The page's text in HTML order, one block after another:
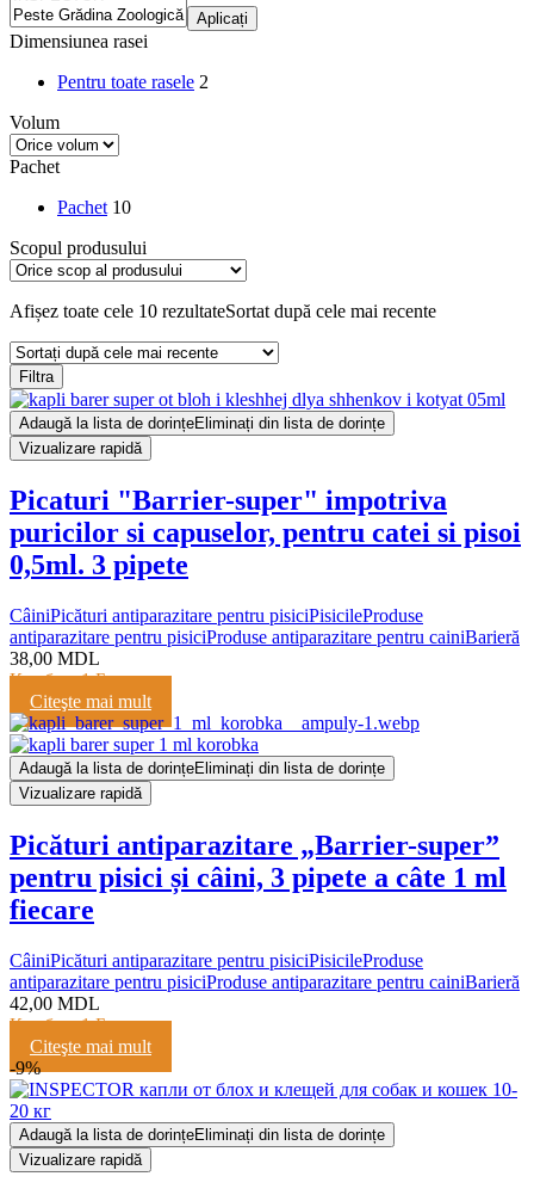
Aplicați
Dimensiunea rasei
Pentru toate rasele 2
Volum
Pachet
Pachet 10
Scopul produsului
Afișez toate cele 10 rezultateSortat după cele mai recente
Filtra
Adaugă la lista de dorințeEliminați din lista de dorințe
Vizualizare rapidă
Picaturi "Barrier-super" impotriva
puricilor si capuselor, pentru catei si pisoi
0,5ml. 3 pipete
CâiniPicături antiparazitare pentru pisiciPisicileProduse
antiparazitare pentru pisiciProduse antiparazitare pentru cainiBarieră
38,00 MDL
Кешбэк:1 Балл
Citeşte mai mult
Adaugă la lista de dorințeEliminați din lista de dorințe
Vizualizare rapidă
Picături antiparazitare „Barrier-super”
pentru pisici și câini, 3 pipete a câte 1 ml
fiecare
CâiniPicături antiparazitare pentru pisiciPisicileProduse
antiparazitare pentru pisiciProduse antiparazitare pentru cainiBarieră
42,00 MDL
Кешбэк:1 Балл
Citeşte mai mult
-9%
Adaugă la lista de dorințeEliminați din lista de dorințe
Vizualizare rapidă